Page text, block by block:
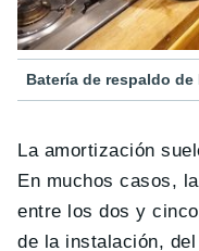
Batería de respaldo de
La amortización
En muchos casos,
entre los dos y
de la instalación,